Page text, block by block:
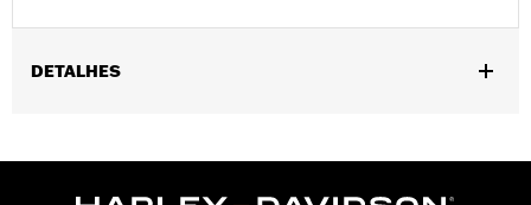
DETALHES
Installation Instructions